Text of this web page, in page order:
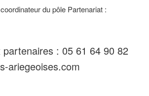
du pôle Partenariat :
: 05 61 64 90 82
ariegeoises.com